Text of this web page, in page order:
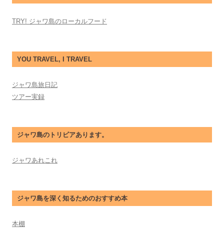
TRY! ジャワ島のローカルフード
YOU TRAVEL, I TRAVEL
ジャワ島旅日記
ツアー実録
ジャワ島のトリビアあります。
ジャワあれこれ
ジャワ島を深く知るためのおすすめ本
本棚